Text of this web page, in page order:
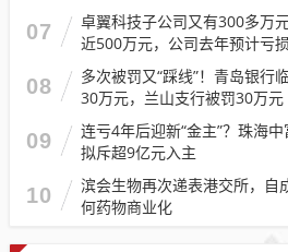
07
卓翼科技子公司又有300多万
近500万元，公司去年预计亏
08
多次被罚又“踩线”！青岛银行
30万元，兰山支行被罚30万元
09
连亏4年后迎新“金主”？珠海
拟斥超9亿元入主
10
滨会生物再次递表港交所，自
何药物商业化